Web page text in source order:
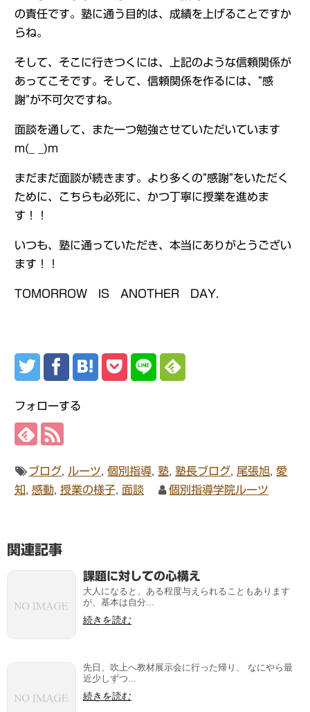
の責任です。塾に通う目的は、成績を上げることですか
らね。
そして、そこに行きつくには、上記のような信頼関係が
あってこそです。そして、信頼関係を作るには、”感
謝”が不可欠ですね。
面談を通して、また一つ勉強させていただいています
m(_ _)m
まだまだ面談が続きます。より多くの”感謝”をいただく
ために、こちらも必死に、かつ丁寧に授業を進めま
す！！
いつも、塾に通っていただき、本当にありがとうござい
ます！！
TOMORROW IS ANOTHER DAY.
フォローする
ブログ ルーツ ,個別指導 ,塾 ,塾長ブログ 尾張旭
愛
知
感動 授業の様子, 面談 個別指導学院ルーツ
関連記事
課題に対しての心構え
大人になると、ある程度与えられることもあります
が、基本は自分...
続きを読む
先日、吹上へ教材展示会に行った帰り、 なにやら最
近少しずつ...
続きを読む